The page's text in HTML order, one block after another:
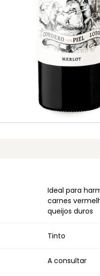
Ideal para
carnes
queijos duros
Tinto
A consultar